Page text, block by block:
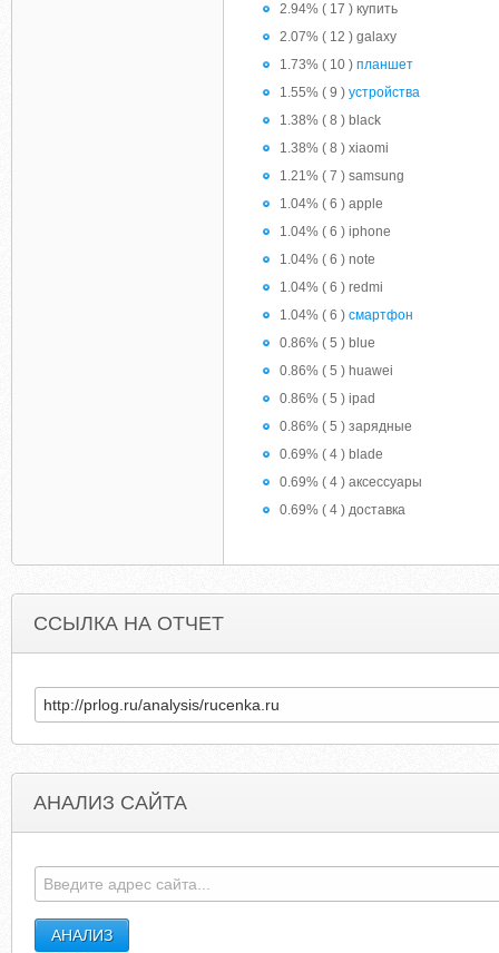
2.94% ( 17 ) купить
2.07% ( 12 ) galaxy
1.73% ( 10 ) планшет
1.55% ( 9 ) устройства
1.38% ( 8 ) black
1.38% ( 8 ) xiaomi
1.21% ( 7 ) samsung
1.04% ( 6 ) apple
1.04% ( 6 ) iphone
1.04% ( 6 ) note
1.04% ( 6 ) redmi
1.04% ( 6 ) смартфон
0.86% ( 5 ) blue
0.86% ( 5 ) huawei
0.86% ( 5 ) ipad
0.86% ( 5 ) зарядные
0.69% ( 4 ) blade
0.69% ( 4 ) аксессуары
0.69% ( 4 ) доставка
ССЫЛКА НА ОТЧЕТ
АНАЛИЗ САЙТА